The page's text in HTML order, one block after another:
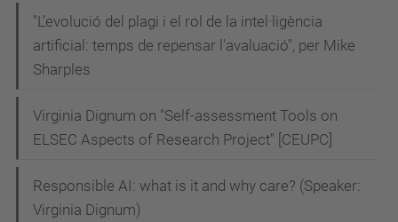
"L’evolució del plagi i el rol de la intel·ligència
artificial: temps de repensar l'avaluació", per Mike
Sharples
Virginia Dignum on "Self-assessment Tools on
ELSEC Aspects of Research Project" [CEUPC]
Responsible AI: what is it and why care? (Speaker:
Virginia Dignum)